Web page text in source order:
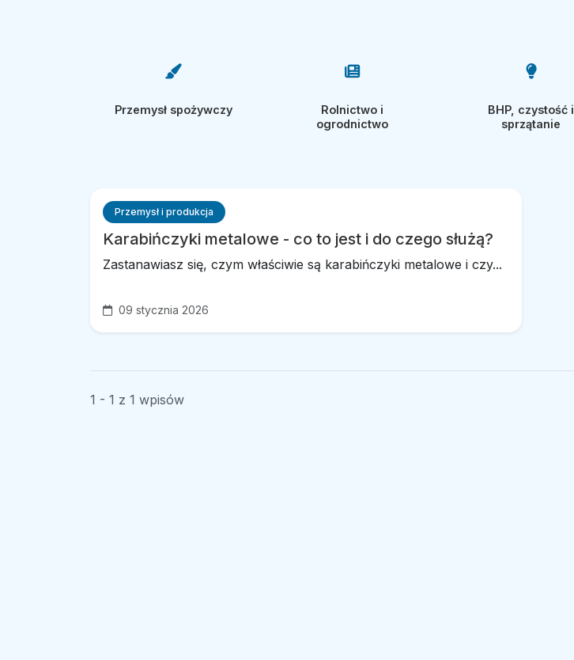
Przemysł spożywczy
Rolnictwo i
ogrodnictwo
BHP, czystość i
sprzątanie
Przemysł i produkcja
Karabińczyki metalowe - co to jest i do czego służą?
Zastanawiasz się, czym właściwie są karabińczyki metalowe i czy...
09 stycznia 2026
1 - 1 z 1 wpisów